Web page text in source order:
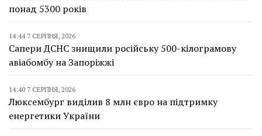
понад 5300 років
14:44 7 СЕРПНЯ, 2026
Сапери ДСНС знищили російську 500-кілограмову
авіабомбу на Запоріжжі
14:40 7 СЕРПНЯ, 2026
Люксембург виділив 8 млн євро на підтримку
енергетики України